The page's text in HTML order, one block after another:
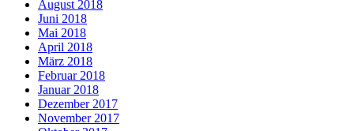
August 2018
Juni 2018
Mai 2018
April 2018
März 2018
Februar 2018
Januar 2018
Dezember 2017
November 2017